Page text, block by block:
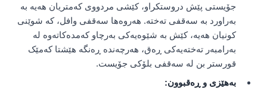
جۆیستی پێش دروستکراو، کێشی مردووی کەمتریان هەیە بە
بەراورد بە سەقفی تەختە. هەروەها سەقفی وافل، کە شوێنی
کونیان هەیە، کێش بە شێوەیەکی بەرچاو کەمدەکاتەوە لە
بەرامبەر تەختەیەکی ڕەق، هەرچەندە ڕەنگە هێشتا کەمێک
قورستر بن لە سەقفی بلۆکی جۆیست.
بەهێزی و ڕەقبوون: